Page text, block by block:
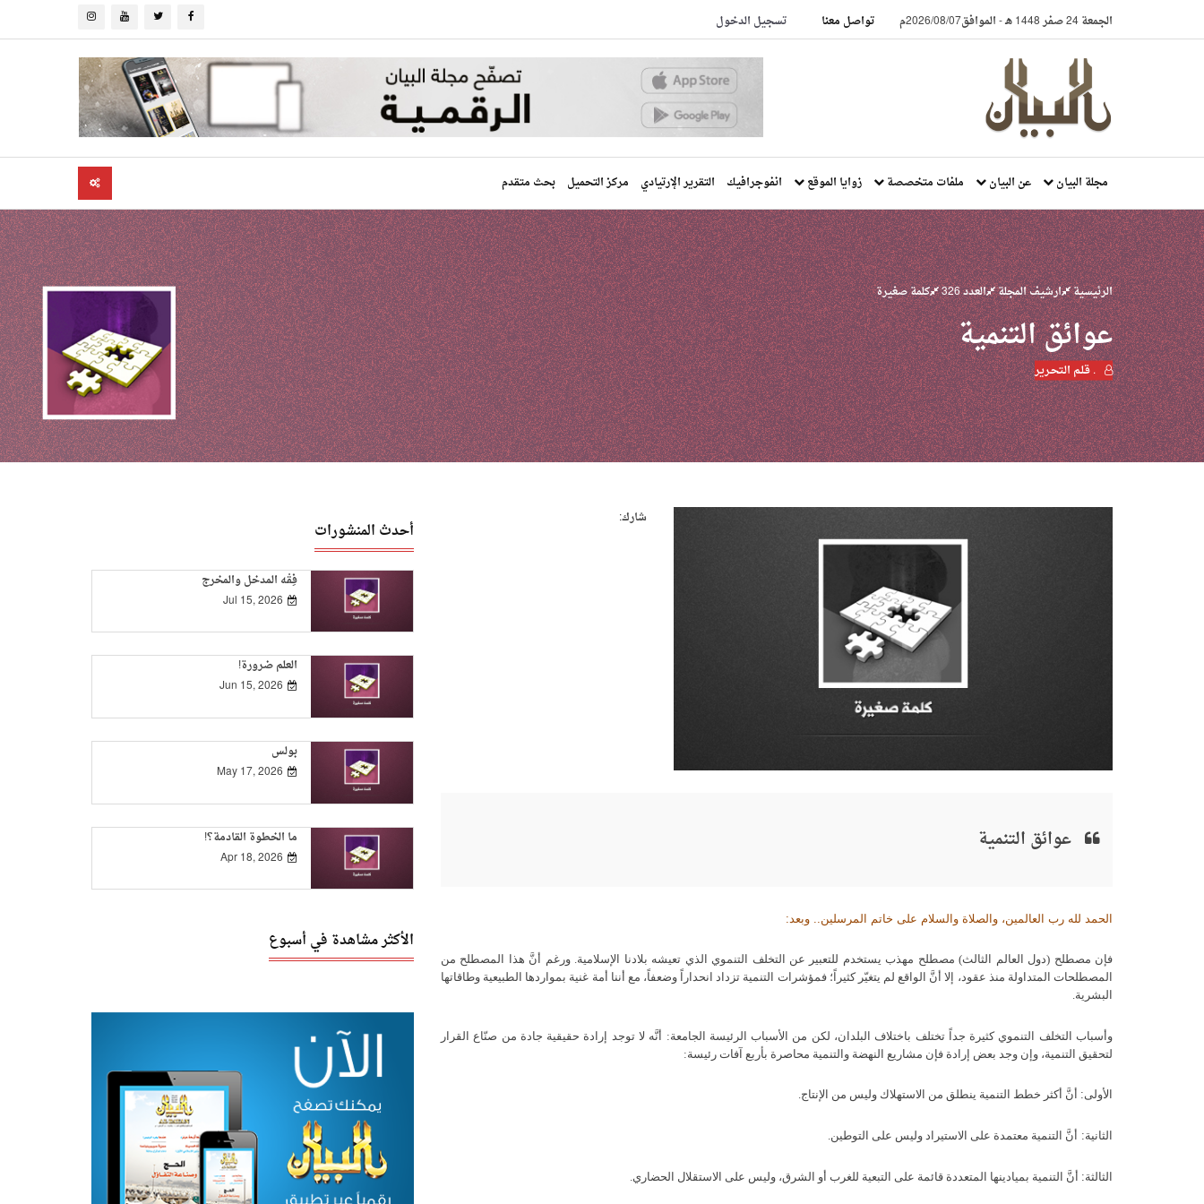
الجمعة 24 صفر 1448 هـ -الموافق2026/08/07م تواصل معنا تسجيل الدخول
مجلة البيان عن البيان ملفات متخصصة زوايا الموقع انفوجرافيك التقرير الإرتيادي مركز التحميل بحث متقدم
الرئيسية ارشيف المجلة العدد 326 كلمة صغيرة
عوائق التنمية
. قـلـم الـتحـرير
شارك:
عوائق التنمية
الحمد لله رب العالمين، والصلاة والسلام على خاتم المرسلين.. وبعد:
فإن مصطلح (دول العالم الثالث) مصطلح مهذب يستخدم للتعبير عن التخلف التنموي الذي تعيشه بلادنا الإسلامية.ورغم أنَّ هذا المصطلح من
المصطلحات المتداولة منذ عقود، إلا أنَّ الواقع لم يتغيّر كثيراً؛ فمؤشرات التنمية تزداد انحداراً وضعفاً، مع أننا أمة غنية بمواردها الطبيعية وطاقاتها
البشرية.
وأسباب التخلف التنموي كثيرة جداً تختلف باختلاف البلدان، لكن من الأسباب الرئيسة الجامعة: أنَّه لا توجد إرادة حقيقية جادة من صنّاع القرار
لتحقيق التنمية، وإن وجد بعض إرادة فإن مشاريع النهضة والتنمية محاصرة بأربع آفات رئيسة:
الأولى: أنَّ أكثر خطط التنمية ينطلق من الاستهلاك وليس من الإنتاج.
الثانية: أنَّ التنمية معتمدة على الاستيراد وليس على التوطين
الثالثة: أنَّ التنمية بميادينها المتعددة قائمة على التبعية للغرب أو الشرق، وليس على الاستقلال الحضاري
أحدث المنشورات
فِقْه المدخل والمخرج
Jul 15, 2026
العلم ضرورة!
Jun 15, 2026
بولس
May 17, 2026
ما الخطوة القادمة؟!
Apr 18, 2026
الأكثر مشاهدة في أسبوع